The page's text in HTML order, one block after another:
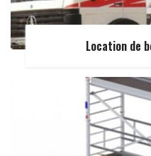
Location de